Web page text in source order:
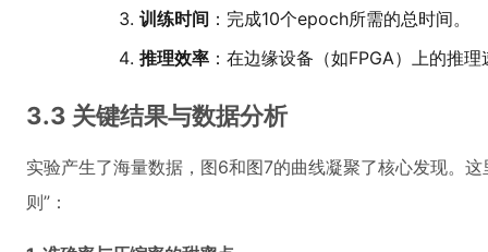
训练时间 ：完成10个epoch所需的总时间。
推理效率 ：在边缘设备（如FPGA）上的推
3.3 关键结果与数据分析
实验产生了海量数据，图6和图7的曲线凝聚了核心发现。
则”：